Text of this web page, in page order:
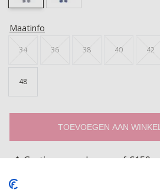
Maatinfo
34 36 38 40 42
48
TOEVOEGEN AAN
Gratis verzenden vanaf €150,-